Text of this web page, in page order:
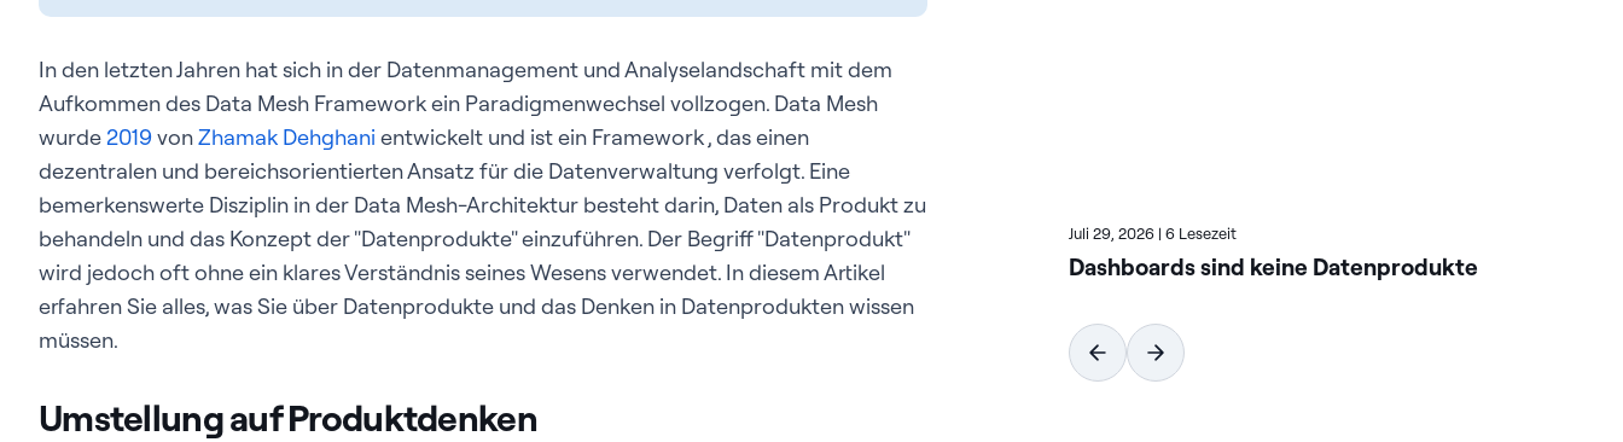
In den letzten Jahren hat sich in der Datenmanagement und Analyselandschaft mit dem
Aufkommen des Data Mesh Framework ein Paradigmenwechsel vollzogen. Data Mesh
wurde2019vonZhamak Dehghani entwickelt und ist ein Framework , das einen
dezentralen und bereichsorientierten Ansatz für die Datenverwaltung verfolgt. Eine
bemerkenswerte Disziplin in der Data Mesh-Architektur besteht darin, Daten als Produkt zu
behandeln und das Konzept der "Datenprodukte" einzuführen. Der Begriff "Datenprodukt"
wird jedoch oft ohne ein klares Verständnis seines Wesens verwendet. In diesem Artikel
erfahren Sie alles, was Sie über Datenprodukte und das Denken in Datenprodukten wissen
müssen.
Umstellung auf Produktdenken
Juli 29, 2026 | 6 Lesezeit
Dashboards sind keine Datenprodukte